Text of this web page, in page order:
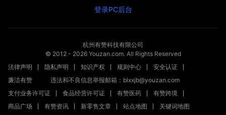
登录PC后台
杭州有赞科技有限公司
© 2012 - 2026Youzan.com. All Rights Reserved
法律声明
隐私声明 知识产权 规则中心
安全认证
廉洁有赞
违法和不良信息举报邮箱：blxxjb@youzan.com
支付业务许可证
食品经营许可证 有赞医药
有赞跨境
商品广场
有赞资讯 新零售文章 站点地图
关键词地图